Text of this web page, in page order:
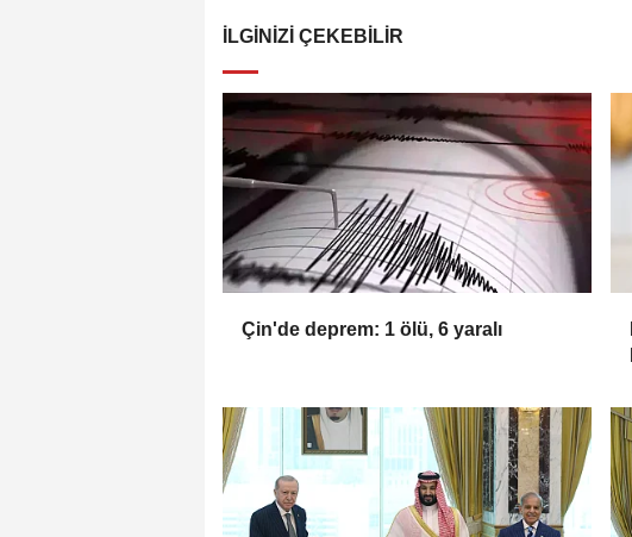
İLGINIZI ÇEKEBILIR
Çin'de deprem: 1 ölü, 6 yaralı